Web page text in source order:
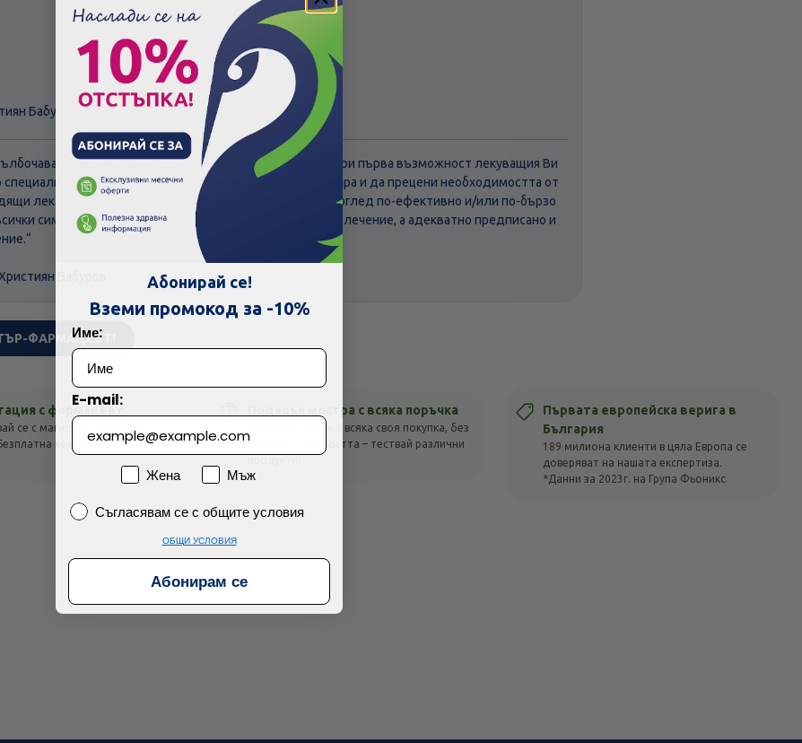
Бабуров
на симптомите, Ви съветваме да посетите при първа възможност лекуващия Ви
специалист в съответната област, който да Ви консултира и да прецени необходимостта от
лекарствени продукти по лекарско предписание с оглед по-ефективно и/или по-бързо
симптоми. В никакъв случай не препоръчваме самолечение, а адекватно предписано и
Бабуров
ФАРМАЦЕВТ!
с фармацевт
се с магистър-фармацевт
консултация с отговор
Подарък мостра с всяка поръчка
Получи подарък с всяка своя покупка, без
оглед на стойността – тествай различни
Първата европейска верига в
България
189 милиона клиенти в цяла Европа се
доверяват на нашата експертиза.
*Данни за 2023г. на Група Фьоникс
Търсих друго
Технически проблем с плащането
Просто разглеждам Намерих по-евтино
Абонирай се!
Вземи промокод за -10%
Име:
E-mail:
ПолЖена
Мъж
Съгласявам се с общите условия
Съгласявам се с общите условия
ОБЩИ УСЛОВИЯ
Абонирам се